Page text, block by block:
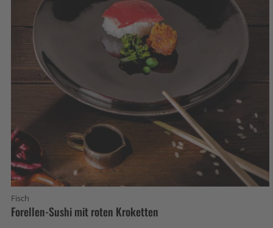
Fisch
Forellen-Sushi mit roten Kroketten